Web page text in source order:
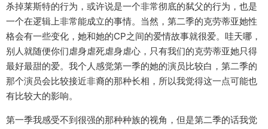
杀掉莱斯特的行为，或许说是一个非常彻底的弑父的行为，也是
一个在逻辑上非常能成立的事情。当然，第二季的克劳蒂亚她性
格会有一些变化，她和她的CP之间的爱情故事就很爱。哇天哪，
别人就随便你们虐身虐死虐身虐心，只有我们的克劳蒂亚她只得
最好最甜的爱。我个人感觉第一季的她的演员比较白，第二季的
那个演员会比较接近非裔的那种长相，所以我觉得这一点可能也
有比较大的影响。
第一季我感受不到很强的那种种族的视角，但是第二季的话我觉